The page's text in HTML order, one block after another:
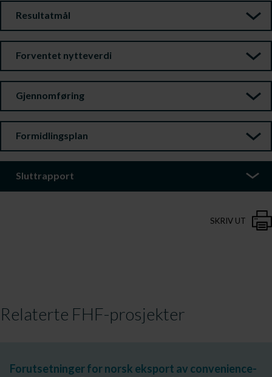
Resultatmål
Forventet nytteverdi
Gjennomføring
Formidlingsplan
Sluttrapport
SKRIV UT
Relaterte FHF-prosjekter
Forutsetninger for norsk eksport av convenience-